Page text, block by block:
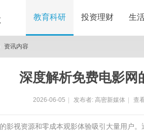
教育科研 投资理财 生
资讯内容
深度解析免费电影网
2026-06-05 发布者: 高密新媒体 查
影视资源和零成本观影体验吸引大量用户